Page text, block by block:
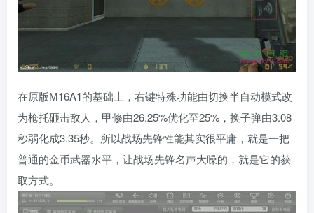
在原版M16A1的基础上，右键特殊功能由切换半自动模式改
为枪托砸击敌人，甲修由26.25%优化至25%，换子弹由3.08
秒弱化成3.35秒。所以战场先锋性能其实很平庸，就是一把
普通的金币武器水平，让战场先锋名声大噪的，就是它的获
取方式。